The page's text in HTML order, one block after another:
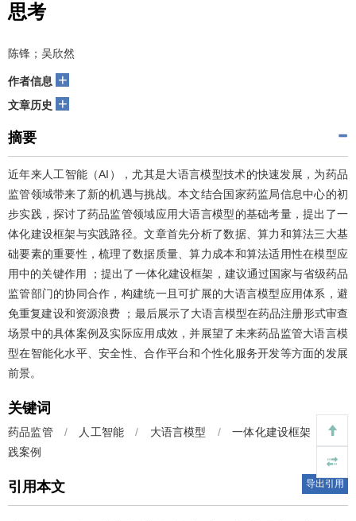
思考
陈锋；吴欣然
作者信息 +
文章历史 +
摘要
近年来人工智能（AI），尤其是大语言模型技术的快速发展，为药品
监管领域带来了新的机遇与挑战。本文结合国家药监局信息中心的初
步实践，探讨了药品监管领域应用大语言模型的基础考量，提出了一
体化建设框架与实践路径。文章首先分析了数据、算力和算法三大基
础要素的重要性，梳理了数据质量、算力成本和算法适用性在模型应
用中的关键作用 ；提出了一体化建设框架，建议通过国家与省级药品
监管部门的协同合作，构建统一且可扩展的大语言模型应用体系，避
免重复建设和资源浪费 ；最后展示了大语言模型在药品注册形式审查
场景中的具体案例及实际应用成效，并展望了未来药品监管大语言模
型在智能化水平、安全性、合作平台和个性化服务开发等方面的发展
前景。
关键词
药品监管 / 人工智能 / 大语言模型 / 一体化建设框架
践案例
引用本文 导出引用